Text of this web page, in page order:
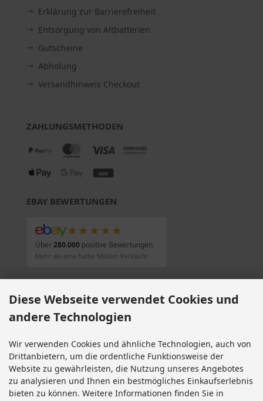
Erklärung zur Barrierefreiheit
Entsorgung von Altbatterien
Gutscheine
Abholung
Versandhinweis Checkout
ZAHLUNGSMETHODEN
EBAY BEWERTUNGEN
★★★★★
Über280.000positive Bewertungen
Mehr als eine halbe Million Verkäufe
Alle Preise inkl. gesetzl. MwSt. zzgl. Versandkosten . Die durchgestrichenen Preise
entsprechen dem bisherigen Preis bei Motorradteile & Motorrad Ersatzteile.
Motorradteile & Motorrad Ersatzteile © 2026 | Template © 2009-2026 by modified
eCommerce Shopsoftware
modified eCommerce Shopsoftware © 2009-2026
Diese Webseite verwendet Cookies und
andere Technologien
Wir verwenden Cookies und ähnliche Technologien, auch von
Drittanbietern, um die ordentliche Funktionsweise der
Website zu gewährleisten, die Nutzung unseres Angebotes
zu analysieren und Ihnen ein bestmögliches Einkaufserlebnis
bieten zu können. Weitere Informationen finden Sie in